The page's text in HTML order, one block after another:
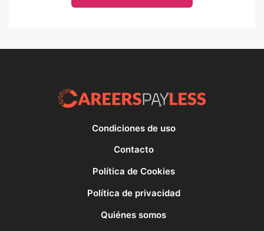
Condiciones de uso
Contacto
Política de Cookies
Política de privacidad
Quiénes somos